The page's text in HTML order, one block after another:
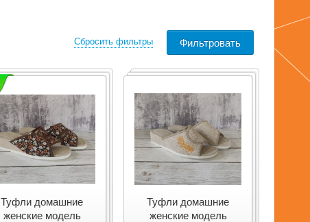
Сбросить фильтры
Туфли домашние
женские модель
Туфли домашние
женские модель